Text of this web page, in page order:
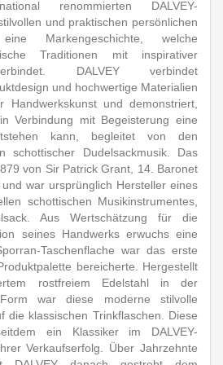
renommierten DALVEY-
und praktischen persönlichen
Markengeschichte, welche
Traditionen mit inspirativer
DALVEY verbindet
und hochwertige Materialien
Handwerkskunst und demonstriert,
Verbindung mit Begeisterung eine
kann, begleitet von den
schottischer Dudelsackmusik. Das
von Sir Patrick Grant, 14. Baronet
war ursprünglich Hersteller eines
schottischen Musikinstrumentes,
Aus Wertschätzung für die
seines Handwerks erwuchs eine
Taschenflache war das erste
bereicherte. Hergestellt
rostfreiem Edelstahl in der
war diese moderne stilvolle
die klassischen Trinkflaschen. Diese
ein Klassiker im DALVEY-
Verkaufserfolg. Über Jahrzehnte